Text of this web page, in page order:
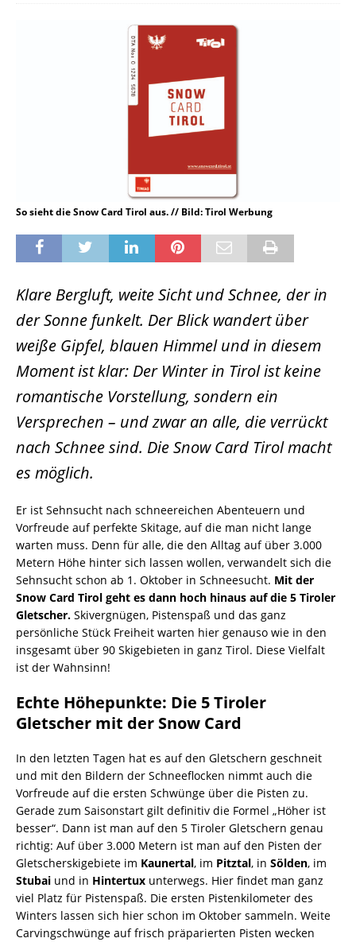
So sieht die Snow Card Tirol aus. // Bild: Tirol Werbung
Klare Bergluft, weite Sicht und Schnee, der in
der Sonne funkelt. Der Blick wandert über
weiße Gipfel, blauen Himmel und in diesem
Moment ist klar: Der Winter in Tirol ist keine
romantische Vorstellung, sondern ein
Versprechen – und zwar an alle, die verrückt
nach Schnee sind. Die Snow Card Tirol macht
es möglich.
Er ist Sehnsucht nach schneereichen Abenteuern und
Vorfreude auf perfekte Skitage, auf die man nicht lange
warten muss. Denn für alle, die den Alltag auf über 3.000
Metern Höhe hinter sich lassen wollen, verwandelt sich die
Sehnsucht schon ab 1. Oktober in Schneesucht. Mit der
Snow Card Tirol geht es dann hoch hinaus auf die 5 Tiroler
Gletscher. Skivergnügen, Pistenspaß und das ganz
persönliche Stück Freiheit warten hier genauso wie in den
insgesamt über 90 Skigebieten in ganz Tirol. Diese Vielfalt
ist der Wahnsinn!
Echte Höhepunkte: Die 5 Tiroler
Gletscher mit der Snow Card
In den letzten Tagen hat es auf den Gletschern geschneit
und mit den Bildern der Schneeflocken nimmt auch die
Vorfreude auf die ersten Schwünge über die Pisten zu.
Gerade zum Saisonstart gilt definitiv die Formel „Höher ist
besser“. Dann ist man auf den 5 Tiroler Gletschern genau
richtig: Auf über 3.000 Metern ist man auf den Pisten der
Gletscherskigebiete im Kaunertal, im Pitztal, in Sölden, im
Stubai und in Hintertux unterwegs. Hier findet man ganz
viel Platz für Pistenspaß. Die ersten Pistenkilometer des
Winters lassen sich hier schon im Oktober sammeln. Weite
Carvingschwünge auf frisch präparierten Pisten wecken